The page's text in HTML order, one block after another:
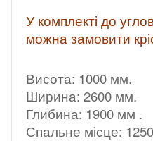
У комплекті до
можна замовити
Висота: 1000 мм.
Ширина: 2600 мм.
Глибина: 1900 мм .
Спальне місце: